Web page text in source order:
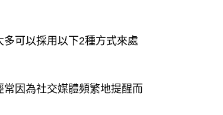
可以採用以下2種方式來處
因為社交媒體頻繁地提醒而